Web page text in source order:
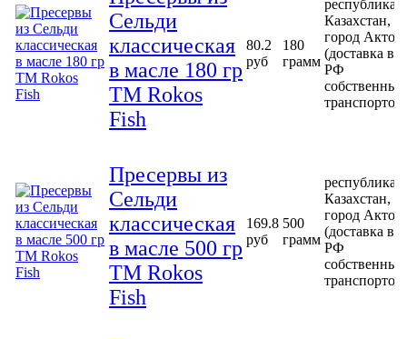
Сельди
классическая
в масле 180 гр
ТМ Rokos
Fish
80.2
руб
180
грамм
республика
Казахстан,
город
(доставка в
РФ
собственным
Пресервы из
Сельди
классическая
в масле 500 гр
ТМ Rokos
Fish
169.8
руб
500
грамм
республика
Казахстан,
город
(доставка в
РФ
собственным